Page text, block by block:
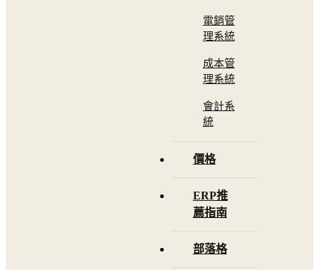
電銷管
理系統
成本管
理系統
會計系
統
價格
ERP推
薦指南
部落格